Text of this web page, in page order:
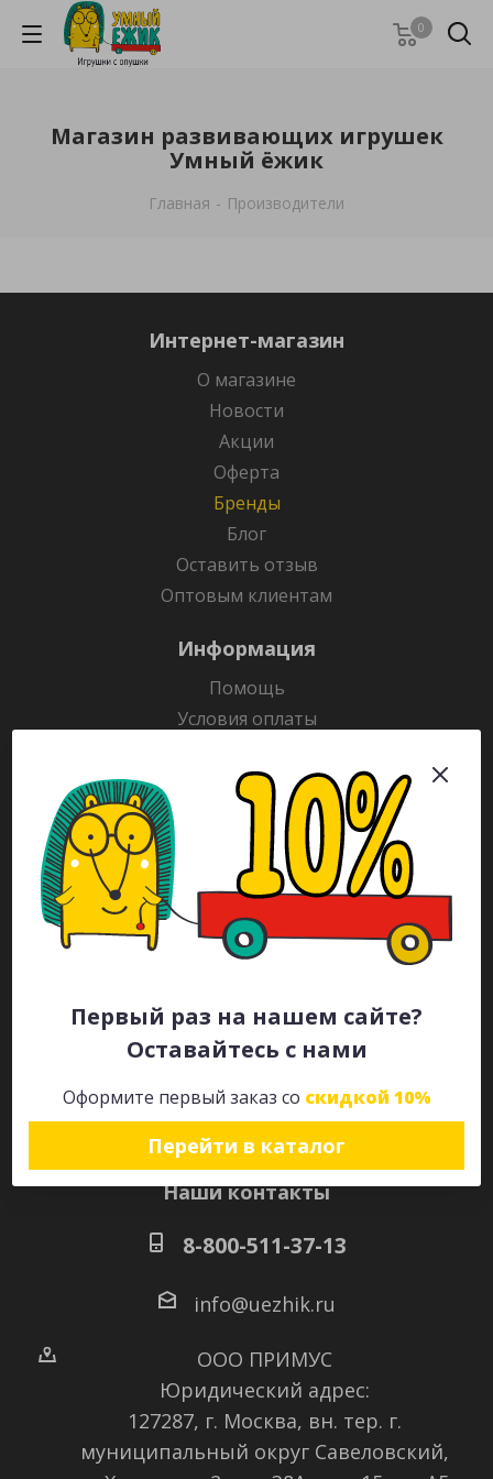
Первый раз на нашем сайте?
Оставайтесь с нами
Оформите первый заказ со скидкой 10%
Перейти в каталог
0
Магазин развивающих игрушек
Умный ёжик
Главная - Производители
Интернет-магазин
О магазине
Новости
Акции
Оферта
Бренды
Блог
Оставить отзыв
Оптовым клиентам
Информация
Помощь
Условия оплаты
Гарантия на товар
Раскраски
Рекламодателям
Каталог
Будьте всегда в курсе!
Наши контакты
8-800-511-37-13
info@uezhik.ru
ООО ПРИМУС
Юридический адрес:
127287, г. Москва, вн. тер. г.
муниципальный округ Савеловский,